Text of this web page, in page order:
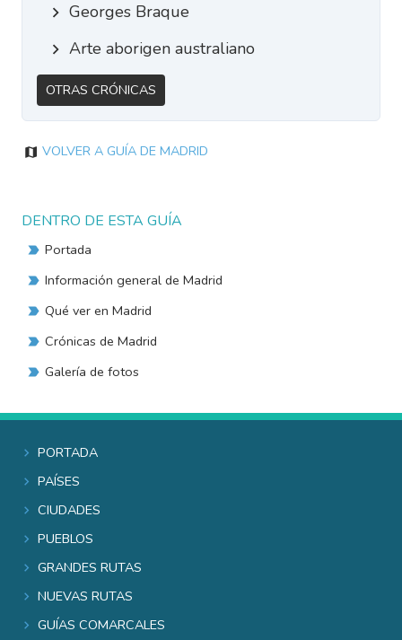
Georges Braque
Arte aborigen australiano
Otras Crónicas
Volver a Guía de Madrid
DENTRO DE ESTA GUÍA
Portada
Información general de Madrid
Qué ver en Madrid
Crónicas de Madrid
Galería de fotos
Portada
Países
Ciudades
Pueblos
Grandes rutas
Nuevas rutas
Guías comarcales